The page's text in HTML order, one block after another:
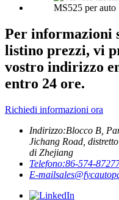
Per informazioni
listino prezzi, vi
vostro indirizzo
entro 24 ore.
Richiedi informazioni ora
Indirizzo:Blocco B,
Jichang Road,
di Zhejiang
Telefono:86-574-
E-mail